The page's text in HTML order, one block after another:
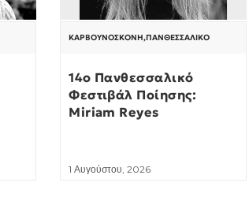
ΚΑΡΒΟΥΝΌΣΚΟΝΗ,ΠΑΝΘΕΣΣΑΛΙΚΌ
14ο Πανθεσσαλικό
Φεστιβάλ Ποίησης:
Miriam Reyes
1 Αυγούστου, 2026